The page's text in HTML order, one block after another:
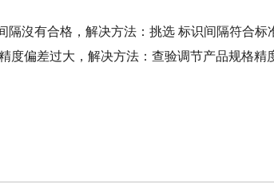
隔沒有合格，解决方法：挑选 标识间隔符合标
度偏差过大，解决方法：查验调节产品规格